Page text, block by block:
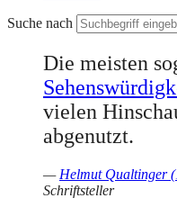
Suche nach
Die meisten
vielen
abgenutzt.
— Helmut Qualtinger
Schriftsteller